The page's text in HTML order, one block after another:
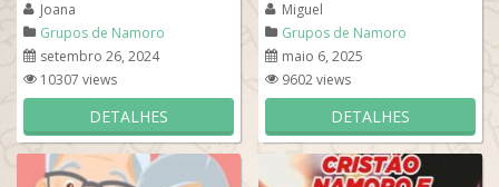
Joana
Grupos de Namoro
setembro 26, 2024
10307 views
DETALHES
WhatsApp namoro acima...
Miguel
Grupos de Namoro
maio 6, 2025
9602 views
DETALHES